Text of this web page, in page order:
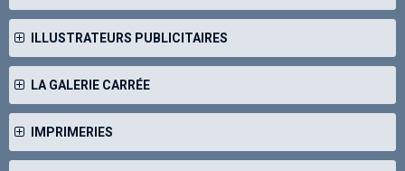
ILLUSTRATEURS PUBLICITAIRES
LA GALERIE CARRÉE
IMPRIMERIES